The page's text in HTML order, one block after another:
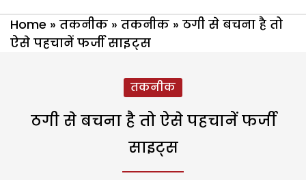
Home » तकनीक » तकनीक » ठगी से बचना है तो
ऐसे पहचानें फर्जी साइट्स
तकनीक
ठगी से बचना है तो ऐसे पहचानें फर्जी
साइट्स